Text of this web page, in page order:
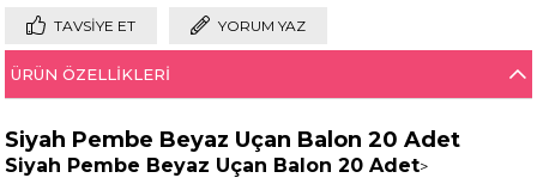
TAVSIYE ET YORUM YAZ
ÜRÜN ÖZELLIKLERI
Siyah Pembe Beyaz Uçan Balon 20 Adet
Siyah Pembe Beyaz Uçan Balon 20 Adet>